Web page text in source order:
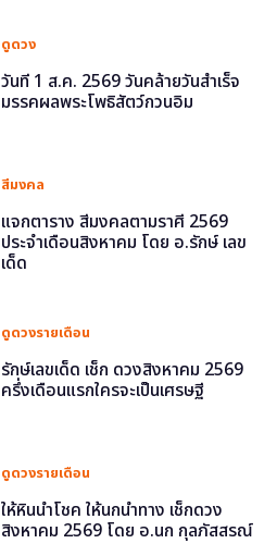
ดูดวง
วันที่ 1 ส.ค. 2569 วันคล้ายวันสำเร็จ
มรรคผลพระโพธิสัตว์กวนอิม
สีมงคล
แจกตาราง สีมงคลตามราศี 2569
ประจำเดือนสิงหาคม โดย อ.รักษ์ เลข
เด็ด
ดูดวงรายเดือน
รักษ์เลขเด็ด เช็ก ดวงสิงหาคม 2569
ครึ่งเดือนแรกใครจะเป็นเศรษฐี
ดูดวงรายเดือน
ให้หินนำโชค ให้นกนำทาง เช็กดวง
สิงหาคม 2569 โดย อ.นก กุลภัสสรณ์